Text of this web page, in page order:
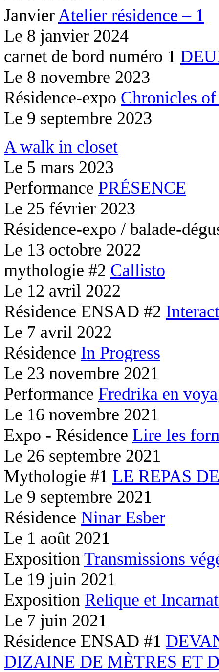
JanvierAtelier résidence – 1
Le 8 janvier 2024
carnet de bord numéro 1
Le 8 novembre 2023
Résidence-expo Chronicles
Le 9 septembre 2023
A walk in closet
Le 5 mars 2023
Performance PRÉSENCE
Le 25 février 2023
Résidence-expo / balade-
Le 13 octobre 2022
mythologie #2 Callisto
Le 12 avril 2022
Résidence ENSAD #2
Le 7 avril 2022
Résidence In Progress
Le 23 novembre 2021
Performance Fredrika en
Le 16 novembre 2021
Expo - Résidence Lire les
Le 26 septembre 2021
Mythologie #1 LE REPAS
Le 9 septembre 2021
Résidence Ninar Esber
Le 1 août 2021
Exposition Transmissions
Le 19 juin 2021
Exposition Relique et
Le 7 juin 2021
Résidence ENSAD #1
DIZAINE DE MÈTRES ET